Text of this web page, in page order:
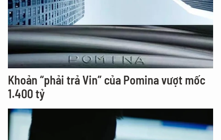
Khoản “phải trả Vin” của Pomina vượt mốc
1.400 tỷ